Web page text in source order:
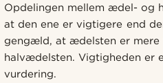
Opdelingen mellem ædel- og
at den ene er vigtigere end
gengæld, at ædelsten er
halvædelsten. Vigtigheden er
vurdering.